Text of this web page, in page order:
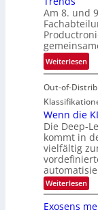
c
h
k
e
i
n
e
r
i
n
V
I
S
I
O
N
T
e
c
h
T
a
d
e
d
T
o
r
e
n
a
u
f
d
e
r
Am 8. und
Weiterlesen:
T
a
g
u
n
g
z
u
E
l
e
Out-of-
Wenn die
Die Deep-
kommt in
vielfältig
Weiterlesen:
W
Exosens